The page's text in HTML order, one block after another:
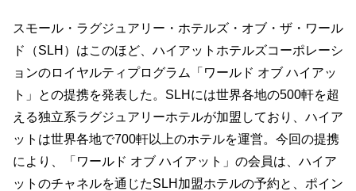
スモール・ラグジュアリー・ホテルズ・オブ・ザ・ワール
ド（SLH）はこのほど、ハイアットホテルズコーポレーシ
ョンのロイヤルティプログラム「ワールド オブ ハイアッ
ト」との提携を発表した。SLHには世界各地の500軒を超
える独立系ラグジュアリーホテルが加盟しており、ハイア
ットは世界各地で700軒以上のホテルを運営。今回の提携
により、「ワールド オブ ハイアット」の会員は、ハイア
ットのチャネルを通じたSLH加盟ホテルの予約と、ポイン